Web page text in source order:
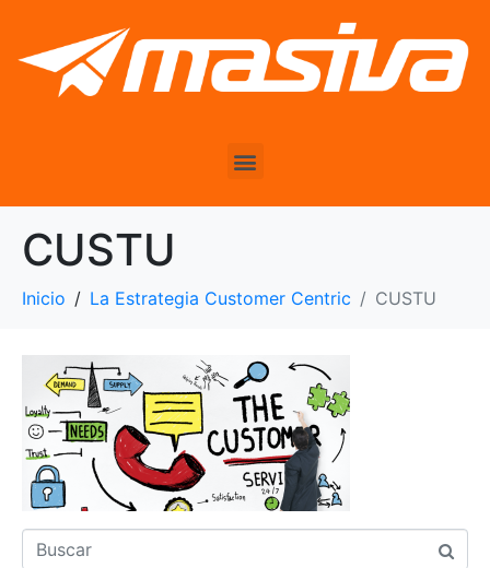
CUSTU
Inicio La Estrategia Customer Centric CUSTU